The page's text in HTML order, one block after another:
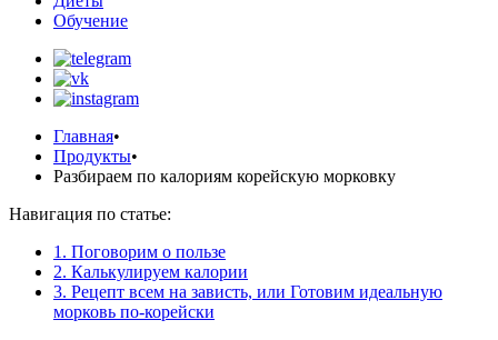
Обучение
Главная•
Продукты•
Разбираем по калориям корейскую морковку
Навигация по статье:
1. Поговорим о пользе
2. Калькулируем калории
3. Рецепт всем на зависть, или Готовим идеальную
морковь по-корейски